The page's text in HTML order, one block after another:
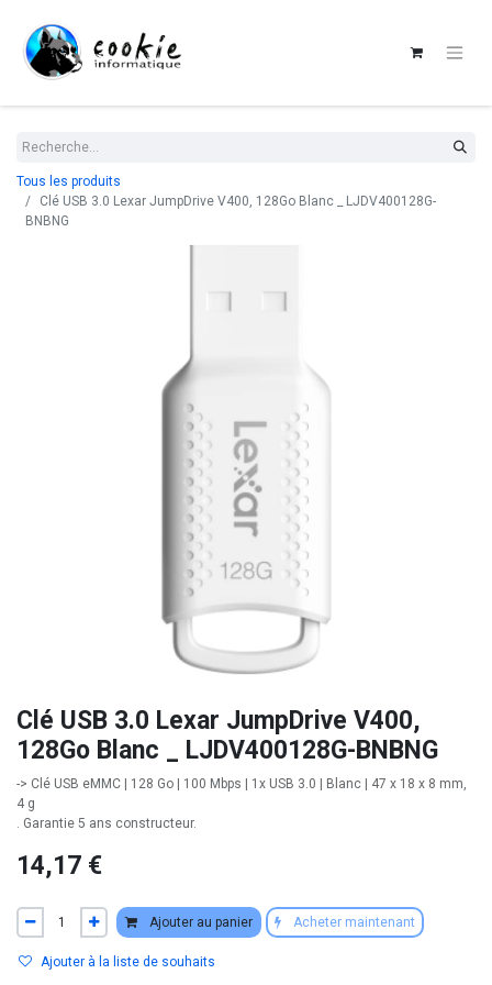
Tous les produits
Clé USB 3.0 Lexar JumpDrive V400, 128Go Blanc _ LJDV400128G-
BNBNG
Clé USB 3.0 Lexar JumpDrive V400,
128Go Blanc _ LJDV400128G-BNBNG
-> Clé USB eMMC | 128 Go | 100 Mbps | 1x USB 3.0 | Blanc | 47 x 18 x 8 mm,
4 g
. Garantie 5 ans constructeur.
14,17 €
Ajouter au panier Acheter maintenant
Ajouter à la liste de souhaits